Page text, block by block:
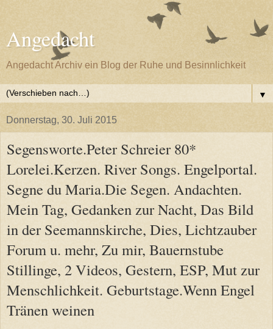
Angedacht
Angedacht Archiv ein Blog der Ruhe und Besinnlichkeit
▼
Donnerstag, 30. Juli 2015
Segensworte.Peter Schreier 80*
Lorelei.Kerzen. River Songs. Engelportal.
Segne du Maria.Die Segen. Andachten.
Mein Tag, Gedanken zur Nacht, Das Bild
in der Seemannskirche, Dies, Lichtzauber
Forum u. mehr, Zu mir, Bauernstube
Stillinge, 2 Videos, Gestern, ESP, Mut zur
Menschlichkeit. Geburtstage.Wenn Engel
Tränen weinen